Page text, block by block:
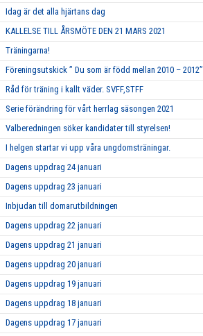
Idag är det alla hjärtans dag
KALLELSE TILL ÅRSMÖTE DEN 21 MARS 2021
Träningarna!
Föreningsutskick ” Du som är född mellan 2010 – 2012”
Råd för träning i kallt väder. SVFF,STFF
Serie förändring för vårt herrlag säsongen 2021
Valberedningen söker kandidater till styrelsen!
I helgen startar vi upp våra ungdomsträningar.
Dagens uppdrag 24 januari
Dagens uppdrag 23 januari
Inbjudan till domarutbildningen
Dagens uppdrag 22 januari
Dagens uppdrag 21 januari
Dagens uppdrag 20 januari
Dagens uppdrag 19 januari
Dagens uppdrag 18 januari
Dagens uppdrag 17 januari